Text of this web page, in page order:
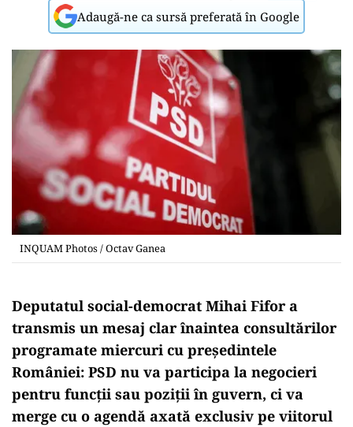
Adaugă-ne ca sursă preferată în Google
INQUAM Photos / Octav Ganea
Deputatul social-democrat Mihai Fifor a
transmis un mesaj clar înaintea consultărilor
programate miercuri cu președintele
României: PSD nu va participa la negocieri
pentru funcții sau poziții în guvern, ci va
merge cu o agendă axată exclusiv pe viitorul